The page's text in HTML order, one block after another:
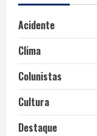
Acidente
Clima
Colunistas
Cultura
Destaque